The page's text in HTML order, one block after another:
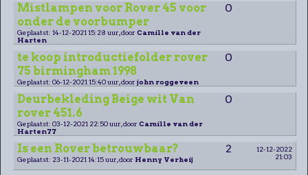
Mistlampen voor Rover 45 voor
onder de voorbumper
0
Geplaatst: 14-12-2021 15:28 uur, door Camille van der
Harten
te koop introductiefolder rover
75 birmingham 1998
0
Geplaatst: 06-12-2021 15:40 uur, door john roggeveen
Deurbekleding Beige wit Van
rover 451.6
0
Geplaatst: 03-12-2021 22:50 uur, door Camille van der
Harten77
Is een Rover betrouwbaar? 2
12-12-2022
21:03
Geplaatst: 23-11-2021 14:15 uur, door Henny Verheij